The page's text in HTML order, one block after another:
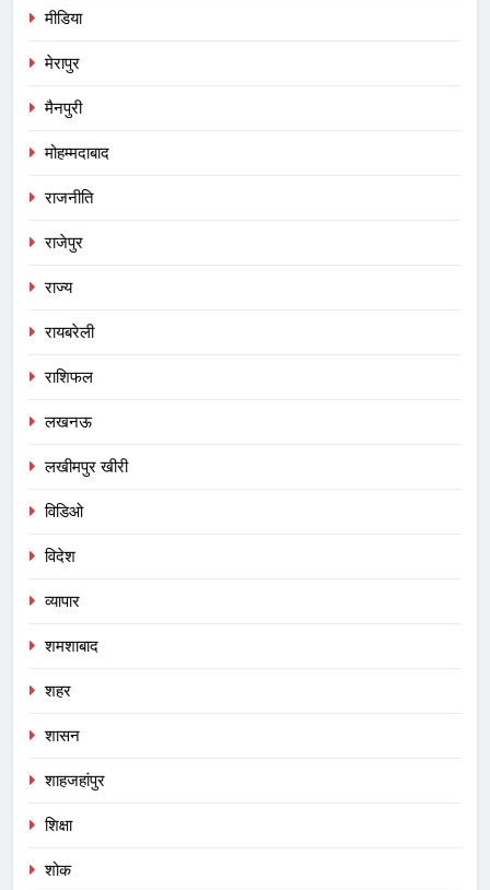
मीडिया
मेरापुर
मैनपुरी
मोहम्मदाबाद
राजनीति
राजेपुर
राज्य
रायबरेली
राशिफल
लखनऊ
लखीमपुर खीरी
विडिओ
विदेश
व्यापार
शमशाबाद
शहर
शासन
शाहजहांपुर
शिक्षा
शोक